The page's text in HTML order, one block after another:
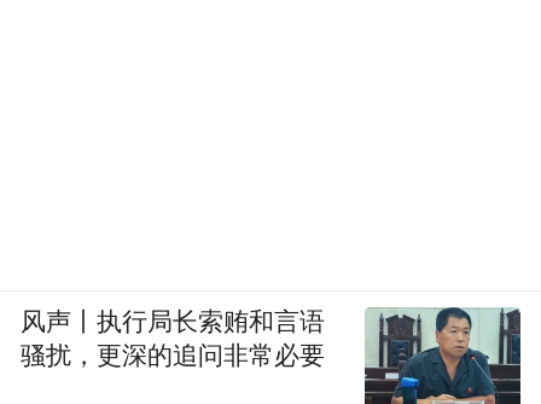
风声丨执行局长索贿和言语
骚扰，更深的追问非常必要